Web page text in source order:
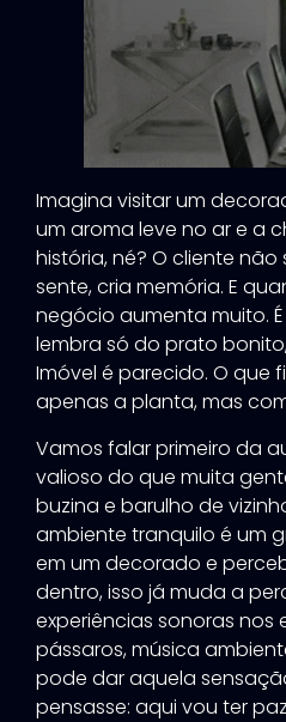
Imagina visitar um
um aroma leve no ar e a
história, né? O cliente
sente, cria memória. E
negócio aumenta muito.
lembra só do prato
Imóvel é parecido. O
apenas a planta, mas
Vamos falar primeiro da
valioso do que muita
buzina e barulho de
ambiente tranquilo é um
em um decorado e
dentro, isso já muda a
experiências sonoras
pássaros, música
pode dar aquela
pensasse: aqui vou ter